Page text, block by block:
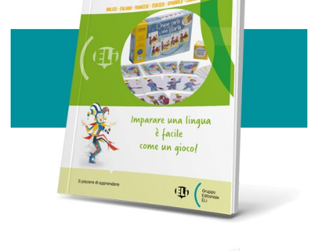
annunci, per fornire funzionalità dei social media e per
analizzare il nostro traffico. Condividiamo inoltre
informazioni sul modo in cui utilizza il nostro sito con i
nostri partner che si occupano di analisi dei dati web,
pubblicità e social media, i quali potrebbero combinarle
con altre informazioni che ha fornito loro o che hanno
raccolto dal suo utilizzo dei loro servizi.